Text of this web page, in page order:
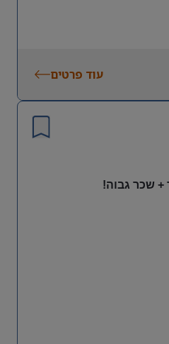
עוד פרטים
+ שכר גבוה!